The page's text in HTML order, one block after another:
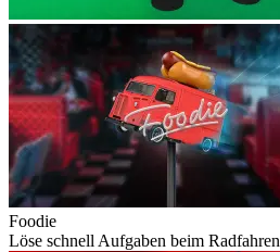
Foodie
Löse schnell Aufgaben beim Radfahren